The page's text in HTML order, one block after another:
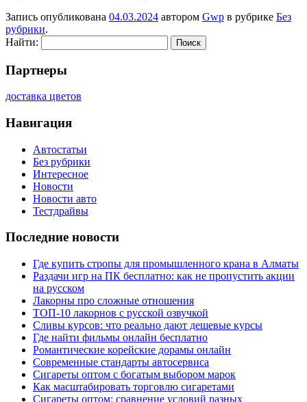
Запись опубликована 04.03.2024 автором Gwp в рубрике Без
рубрики.
Найти:
Партнеры
доставка цветов
Навигация
Автостатьи
Без рубрики
Интересное
Новости
Новости авто
Тестдрайвы
Последние новости
Где купить стропы для промышленного крана в Алматы
Раздачи игр на ПК бесплатно: как не пропустить акции
на русском
Лакорны про сложные отношения
ТОП-10 лакорнов с русской озвучкой
Сливы курсов: что реально дают дешевые курсы
Где найти фильмы онлайн бесплатно
Романтические корейские дорамы онлайн
Современные стандарты автосервиса
Сигареты оптом с богатым выбором марок
Как масштабировать торговлю сигаретами
Сигареты оптом: сравнение условий разных